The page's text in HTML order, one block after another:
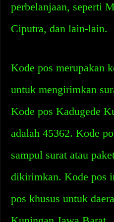
perbelanjaan, seperti
Ciputra, dan lain-lain.
Kode pos merupakan
untuk mengirimkan
Kode pos Kadugede
adalah 45362. Kode
sampul surat atau
dikirimkan. Kode pos
pos khusus untuk